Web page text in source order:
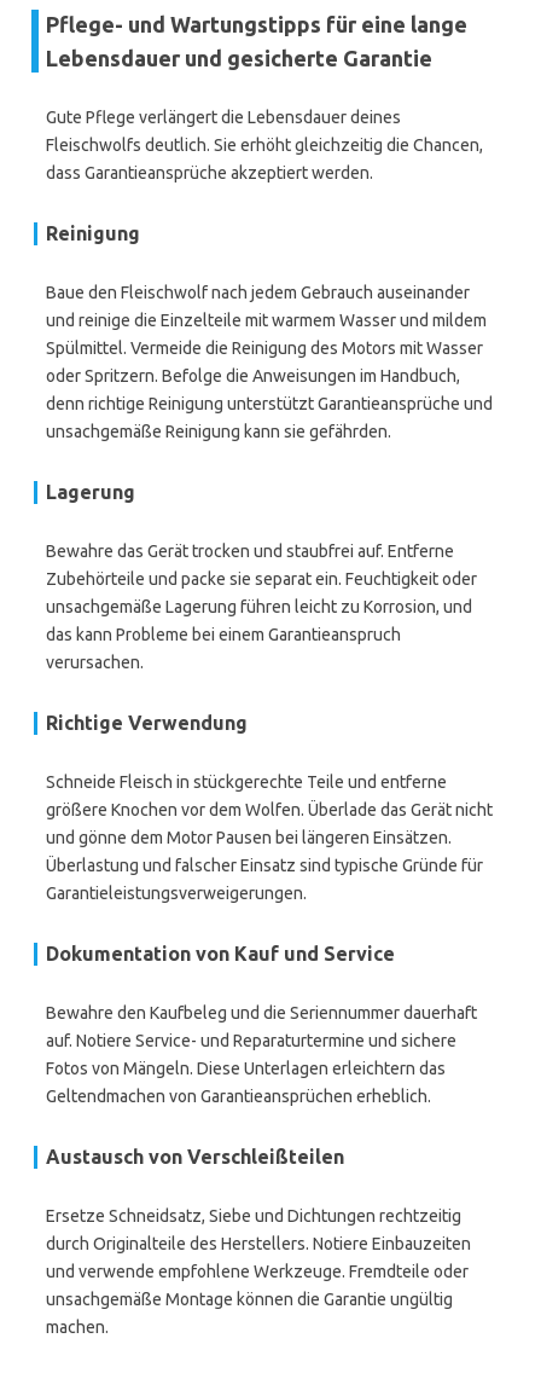
Pflege- und Wartungstipps für eine lange
Lebensdauer und gesicherte Garantie
Gute Pflege verlängert die Lebensdauer deines
Fleischwolfs deutlich. Sie erhöht gleichzeitig die Chancen,
dass Garantieansprüche akzeptiert werden.
Reinigung
Baue den Fleischwolf nach jedem Gebrauch auseinander
und reinige die Einzelteile mit warmem Wasser und mildem
Spülmittel. Vermeide die Reinigung des Motors mit Wasser
oder Spritzern. Befolge die Anweisungen im Handbuch,
denn richtige Reinigung unterstützt Garantieansprüche und
unsachgemäße Reinigung kann sie gefährden.
Lagerung
Bewahre das Gerät trocken und staubfrei auf. Entferne
Zubehörteile und packe sie separat ein. Feuchtigkeit oder
unsachgemäße Lagerung führen leicht zu Korrosion, und
das kann Probleme bei einem Garantieanspruch
verursachen.
Richtige Verwendung
Schneide Fleisch in stückgerechte Teile und entferne
größere Knochen vor dem Wolfen. Überlade das Gerät nicht
und gönne dem Motor Pausen bei längeren Einsätzen.
Überlastung und falscher Einsatz sind typische Gründe für
Garantieleistungsverweigerungen.
Dokumentation von Kauf und Service
Bewahre den Kaufbeleg und die Seriennummer dauerhaft
auf. Notiere Service- und Reparaturtermine und sichere
Fotos von Mängeln. Diese Unterlagen erleichtern das
Geltendmachen von Garantieansprüchen erheblich.
Austausch von Verschleißteilen
Ersetze Schneidsatz, Siebe und Dichtungen rechtzeitig
durch Originalteile des Herstellers. Notiere Einbauzeiten
und verwende empfohlene Werkzeuge. Fremdteile oder
unsachgemäße Montage können die Garantie ungültig
machen.